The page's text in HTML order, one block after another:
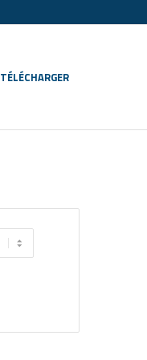
TÉLÉCHARGER